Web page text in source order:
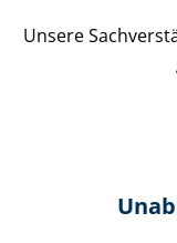
Unsere